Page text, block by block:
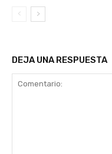
DEJA UNA RESPUESTA